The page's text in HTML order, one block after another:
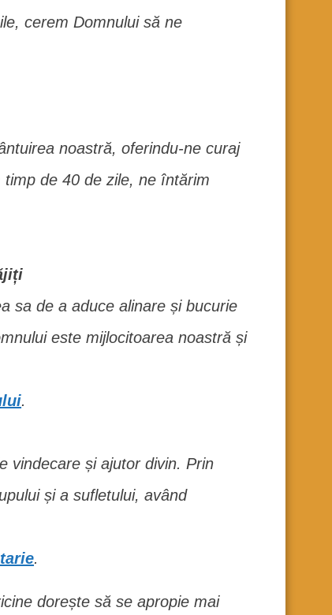
cerem Domnului să ne
noastră, oferindu-ne curaj
de 40 de zile, ne întărim
sa de a aduce alinare și bucurie
este mijlocitoarea noastră și
.
vindecare și ajutor divin. Prin
și a sufletului, având
.
dorește să se apropie mai